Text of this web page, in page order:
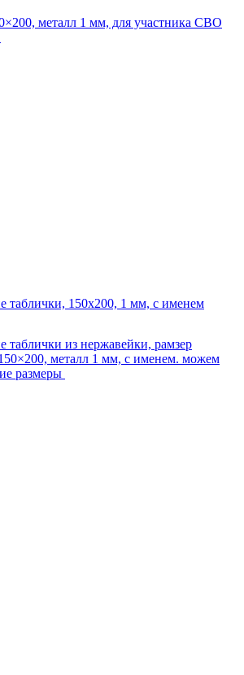
металл 1 мм, для участника СВО
таблички, 150х200, 1 мм, с именем
таблички из нержавейки, рамзер
металл 1 мм, с именем. можем
размеры